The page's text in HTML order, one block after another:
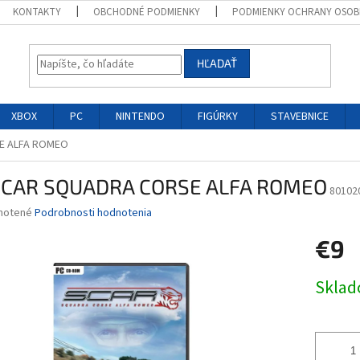
KONTAKTY OBCHODNÉ PODMIENKY PODMIENKY OCHRANY
HĽADAŤ
XBOX PC NINTENDO FIGÚRKY STAVEBNICE
ALFA ROMEO
SQUADRA CORSE ALFA ROMEO
Podrobnosti hodnotenia
€9
cena: